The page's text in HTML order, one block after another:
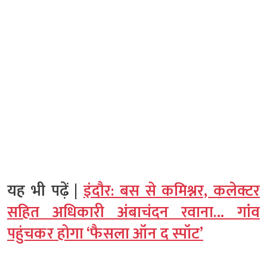
यह भी पढ़ें | इंदौर: बस से कमिश्नर, कलेक्टर
सहित अधिकारी अंबाचंदन रवाना… गांव
पहुंचकर होगा ‘फैसला ऑन द स्पॉट’